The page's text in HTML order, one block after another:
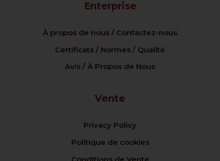
Enterprise
À propos de nous / Contactez-nous
Certificats / Normes / Qualité
Avis / À Propos de Nous
Vente
Privacy Policy
Politique de cookies
Conditions de Vente